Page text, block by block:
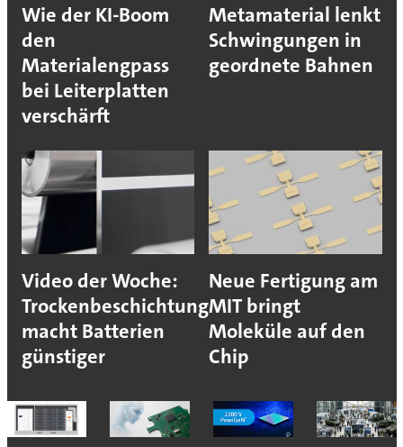
Wie der KI-Boom
den
Materialengpass
bei Leiterplatten
verschärft
Metamaterial lenkt
Schwingungen in
geordnete Bahnen
Video der Woche:
Trockenbeschichtung
macht Batterien
günstiger
Neue Fertigung am
MIT bringt
Moleküle auf den
Chip